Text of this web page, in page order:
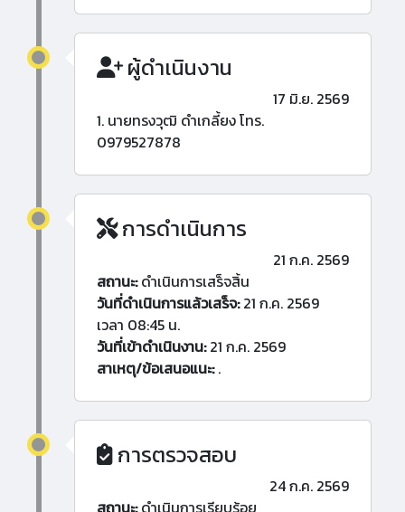
ผู้ดำเนินงาน
17 มิ.ย. 2569
1. นายทรงวุฒิ ดำเกลี้ยง โทร.
0979527878
การดำเนินการ
21 ก.ค. 2569
สถานะ:ดำเนินการเสร็จสิ้น
วันที่ดำเนินการแล้วเสร็จ:21 ก.ค. 2569
เวลา 08:45 น.
วันที่เข้าดำเนินงาน:21 ก.ค. 2569
สาเหตุ/ข้อเสนอแนะ:.
การตรวจสอบ
24 ก.ค. 2569